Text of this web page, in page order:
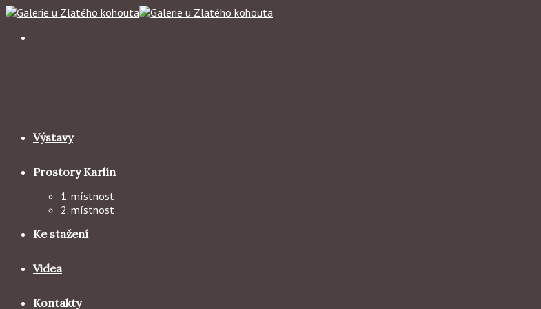
Skip
content
Výstavy
Prostory Karlín
1. místnost
2. místnost
Ke stažení
Videa
Kontakty